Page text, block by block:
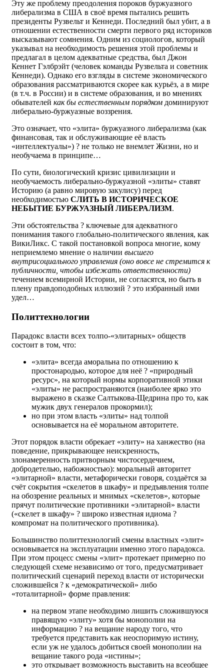
Эту же проблему преодоления пороков буржуазного
либерализма в США в своё время пытались решить
президенты Рузвельт и Кеннеди. Последний был убит, а в
отношении естественности смерти первого ряд историков
высказывают сомнения. Одним из социологов, который
указывал на необходимость решения этой проблемы и
предлагал в целом адекватные средства, был Джон
Кеннет Гэлбрэйт (человек команды Рузвельта и советник
Кеннеди). Однако его взгляды в системе экономического
образования рассматриваются скорее как курьёз, а в мире
(в т.ч. в России) и в системе образования, и во мнениях
обывателей как бы естественным порядком доминируют
либерально-буржуазные воззрения.
Это означает, что «элита» буржуазного либерализма (как
финансовая, так и обслуживающие её власть
«интеллектуалы») ? не только не внемлет Жизни, но и
необучаема в принципе…
По сути, биологический кризис цивилизации и
необучаемость либерально-буржуазной «элиты» ставят
Историю (а равно мировую закулису) перед
необходимостью СЛИТЬ В ИСТОРИЧЕСКОЕ
НЕБЫТИЕ БУРЖУАЗНЫЙ ЛИБЕРАЛИЗМ.
Эти обстоятельства ? ключевые для адекватного
понимания такого глобально-политического явления, как
ВикиЛикс. С такой постановкой вопроса многие, кому
неприемлемо мнение о наличии высшего
внутрисоциального управления (оно вовсе не стремится к
публичности, чтобы избежать ответственности)
течением всемирной Истории, не согласятся, но быть в
плену правдоподобных иллюзий ? это избранный ими
удел…
Политтехнологии
Парадокс власти всех толпо-«элитарных» обществ
состоит в том, что:
«элита» всегда аморальна по отношению к
простонародью, которое для неё ? «природный
ресурс», на который нормы корпоративной этики
«элиты» не распространяются (наиболее ярко это
выражено в сказке Салтыкова-Щедрина про то, как
мужик двух генералов прокормил);
но при этом власть «элиты» над толпой
основывается на её моральном авторитете.
Этот порядок власти обрекает «элиту» на ханжество (на
поведение, прикрывающее неискренность,
злонамеренность притворным чистосердечием,
добродетелью, набожностью): моральный авторитет
«элитарной» власти, метафорически говоря, создаётся за
счёт сокрытия «скелетов в шкафу» и предъявления толпе
на обозрение реальных и мнимых «скелетов», которые
прячут политические противники «элитарной» власти
(«скелет в шкафу» ? широко известная идиома ?
компромат на политического противника).
Большинство политтехнологий смены властных «элит»
основывается на эксплуатации именно этого парадокса.
При этом процесс смены «элит» протекает примерно по
следующей схеме независимо от того, предусматривает
политический сценарий переход власти от исторически
сложившейся ? к «демократической» либо
«тоталитарной» форме правления:
на первом этапе необходимо лишить сложившуюся
правящую «элиту» хотя бы монополии на
информацию ? на вещание народу того, что
требуется представить как неоспоримую истину,
если уж не удалось добиться своей монополии на
вещание такого рода «истины»;
это открывает возможность выставить на всеобщее